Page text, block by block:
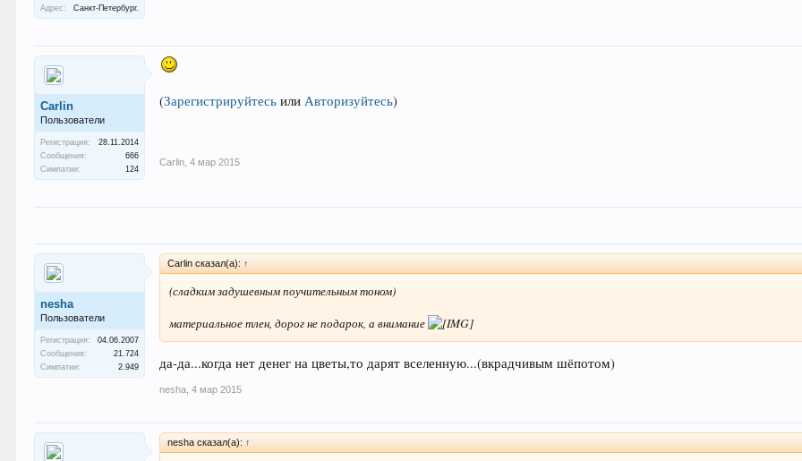
Адрес:
Санкт-Петербург.
Carlin
Пользователи
Регистрация:
28.11.2014
Сообщения:
666
Симпатии:
124
(Зарегистрируйтесь или Авторизуйтесь)
Carlin 4 мар 2015
nesha
Пользователи
Регистрация:
04.06.2007
Сообщения:
21.724
Симпатии:
2.949
Carlin сказал(а): ↑
(сладким задушевным поучительным тоном)
материальное тлен, дорог не подарок, а внимание
да-да...когда нет денег на цветы,то дарят вселенную...(вкрадчивым шёпотом)
nesha 4 мар 2015
nesha сказал(а): ↑